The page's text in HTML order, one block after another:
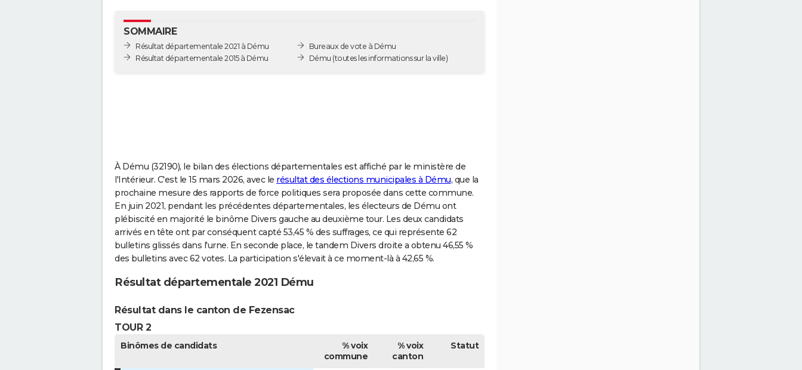
SOMMAIRE
Résultat départementale 2021 à Dému
Résultat départementale 2015 à Dému
Bureaux de vote à Dému
Dému (toutes les informations sur la ville)
À Dému (32190), le bilan des élections départementales est affiché par le ministère de
l'Intérieur. C'est le 15 mars 2026, avec le résultat des élections municipales à Dému, que la
prochaine mesure des rapports de force politiques sera proposée dans cette commune.
En juin 2021, pendant les précédentes départementales, les électeurs de Dému ont
plébiscité en majorité le binôme Divers gauche au deuxième tour. Les deux candidats
arrivés en tête ont par conséquent capté 53,45 % des suffrages, ce qui représente 62
bulletins glissés dans l'urne. En seconde place, le tandem Divers droite a obtenu 46,55 %
des bulletins avec 62 votes. La participation s'élevait à ce moment-là à 42,65 %.
Résultat départementale 2021 Dému
Résultat dans le canton de Fezensac
TOUR 2
Binômes de candidats
% voix
commune
% voix
canton
Statut